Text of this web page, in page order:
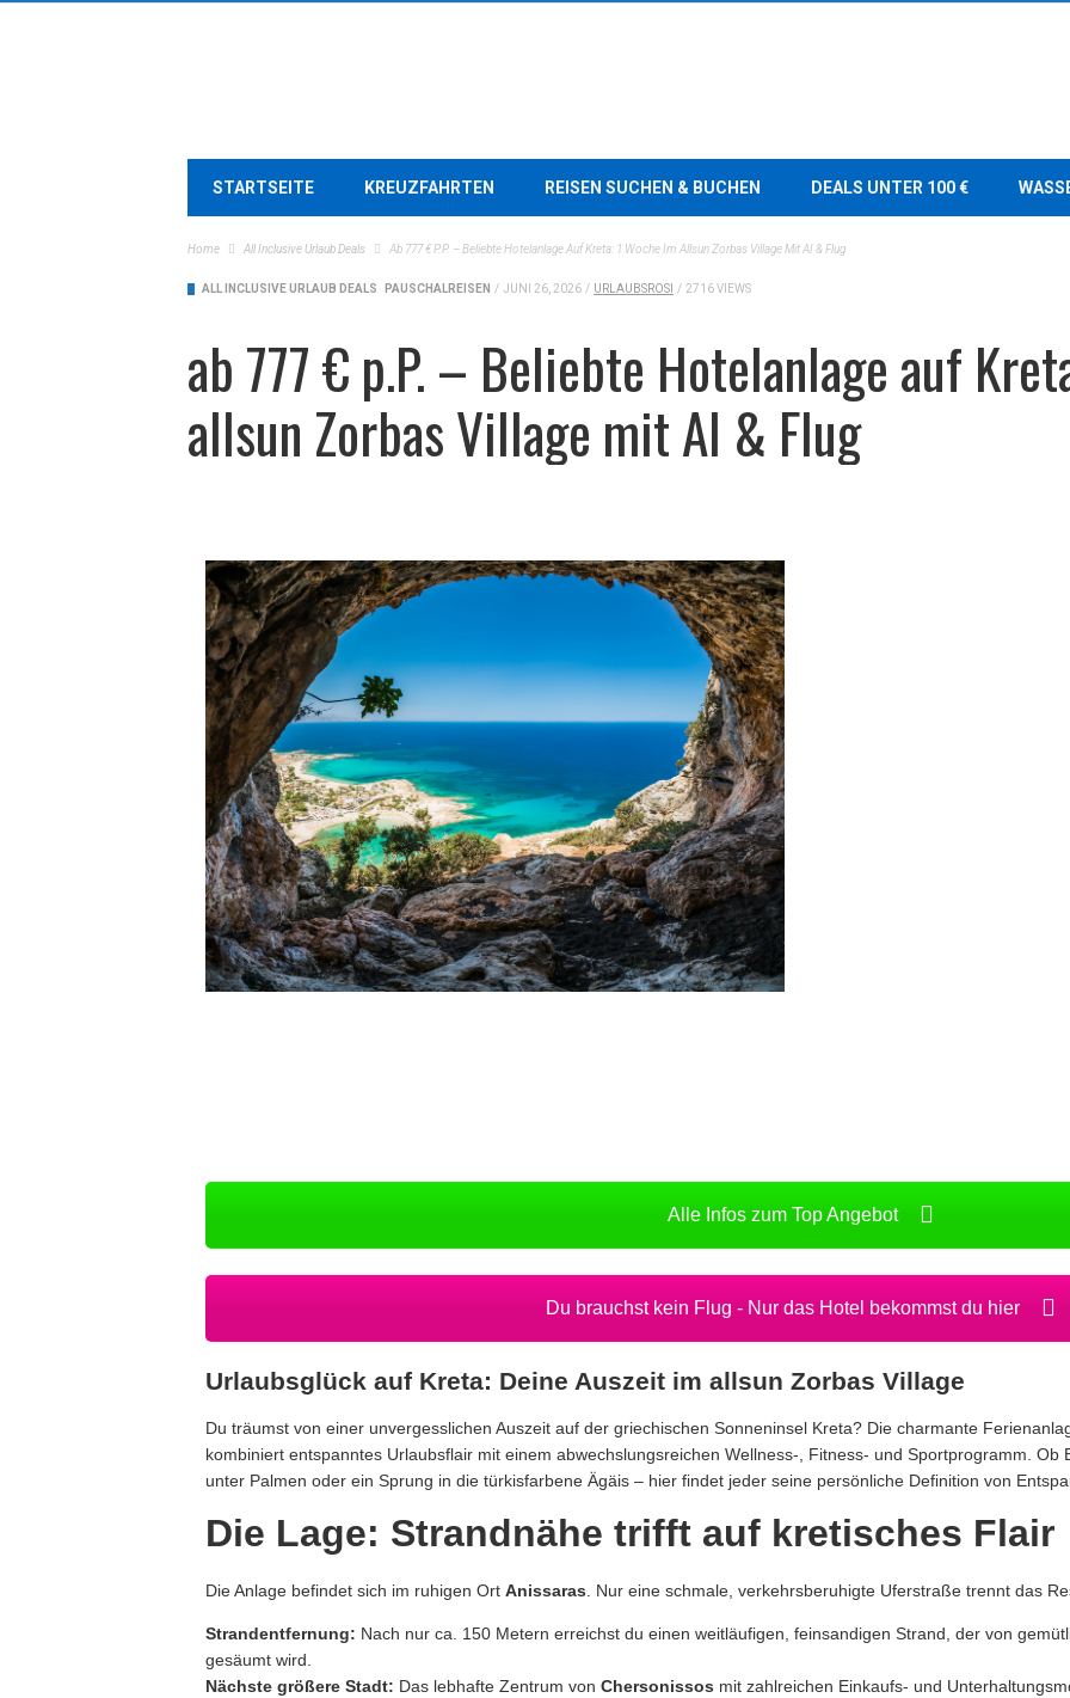
STARTSEITE KREUZFAHRTEN REISEN SUCHEN & BUCHEN DEALS UNTER 100 €
Home All Inclusive Urlaub Deals Ab 777 € P.P. – Beliebte Hotelanlage Auf Kreta: 1 Woche Im Allsun Zorbas Village Mit AI & Flug
ALL INCLUSIVE URLAUB DEALS PAUSCHALREISEN / JUNI 26, 2026 / URLAUBSROSI / 2716 VIEWS
ab 777 € p.P. – Beliebte Hotelanlage auf
allsun Zorbas Village mit AI & Flug
Alle Infos zum Top Angebot
Du brauchst kein Flug - Nur das Hotel bekommst du hier
Urlaubsglück auf Kreta: Deine Auszeit im allsun Zorbas Village
Du träumst von einer unvergesslichen Auszeit auf der griechischen Sonneninsel Kreta? Die charmante
kombiniert entspanntes Urlaubsflair mit einem abwechslungsreichen Wellness-, Fitness- und Sportprogramm. Ob
unter Palmen oder ein Sprung in die türkisfarbene Ägäis – hier findet jeder seine persönliche Definition von
Die Lage: Strandnähe trifft auf kretisches Flair
Die Anlage befindet sich im ruhigen Ort Anissaras. Nur eine schmale, verkehrsberuhigte Uferstraße trennt das
Strandentfernung: Nach nur ca. 150 Metern erreichst du einen weitläufigen, feinsandigen Strand, der von
gesäumt wird.
Nächste größere Stadt: Das lebhafte Zentrum von Chersonissos mit zahlreichen Einkaufs- und